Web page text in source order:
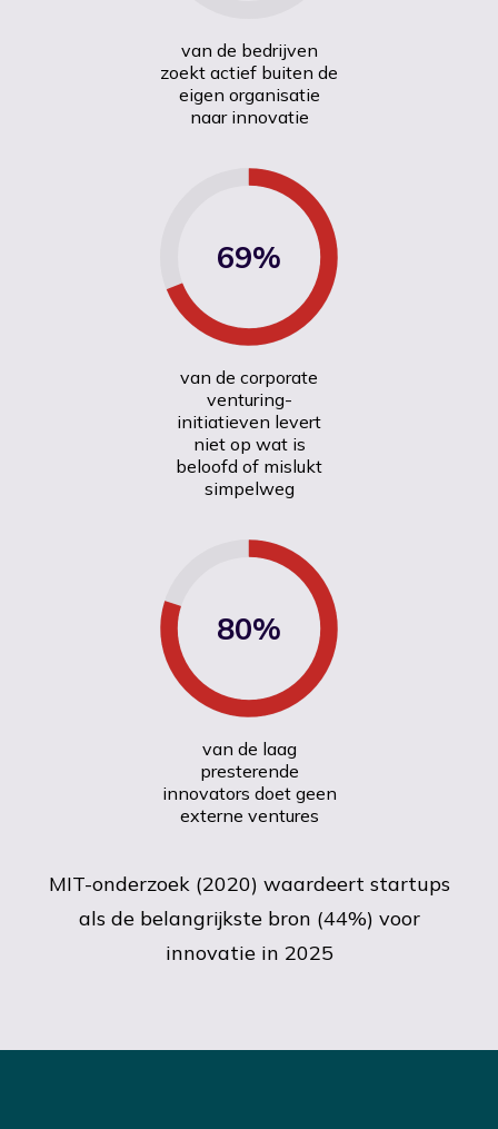
van de bedrijven
zoekt actief buiten de
eigen organisatie
naar innovatie
69%
van de corporate
venturing-
initiatieven levert
niet op wat is
beloofd of mislukt
simpelweg
80%
van de laag
presterende
innovators doet geen
externe ventures
MIT-onderzoek (2020) waardeert startups
als de belangrijkste bron (44%) voor
innovatie in 2025